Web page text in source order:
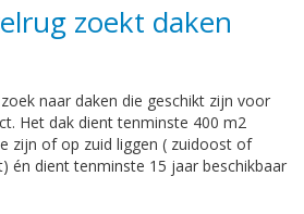
zoekt daken
naar daken die geschikt zijn voor
Het dak dient tenminste 400 m2
zijn of op zuid liggen ( zuidoost of
én dient tenminste 15 jaar beschikbaar